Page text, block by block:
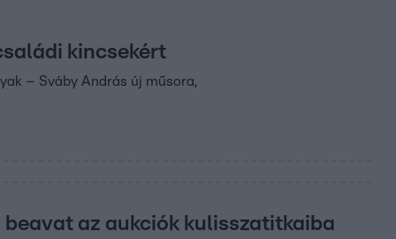
kincsekért
– Sváby András új műsora,
az aukciók kulisszatitkaiba